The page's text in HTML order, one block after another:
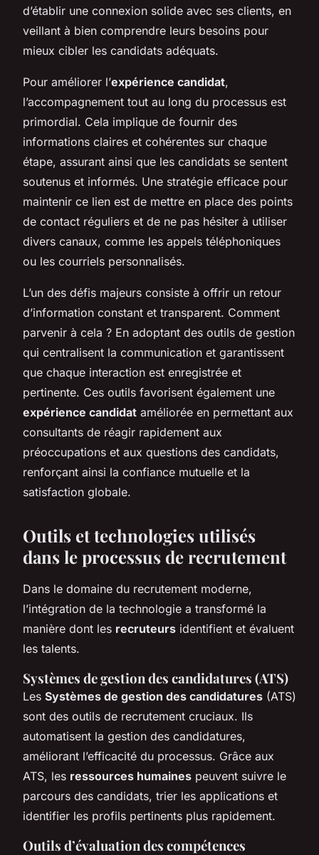
d’établir une connexion solide avec ses clients, en
veillant à bien comprendre leurs besoins pour
mieux cibler les candidats adéquats.
Pour améliorer l’expérience candidat,
l’accompagnement tout au long du processus est
primordial. Cela implique de fournir des
informations claires et cohérentes sur chaque
étape, assurant ainsi que les candidats se sentent
soutenus et informés. Une stratégie efficace pour
maintenir ce lien est de mettre en place des points
de contact réguliers et de ne pas hésiter à utiliser
divers canaux, comme les appels téléphoniques
ou les courriels personnalisés.
L’un des défis majeurs consiste à offrir un retour
d’information constant et transparent. Comment
parvenir à cela ? En adoptant des outils de gestion
qui centralisent la communication et garantissent
que chaque interaction est enregistrée et
pertinente. Ces outils favorisent également une
expérience candidat améliorée en permettant aux
consultants de réagir rapidement aux
préoccupations et aux questions des candidats,
renforçant ainsi la confiance mutuelle et la
satisfaction globale.
Outils et technologies utilisés
dans le processus de recrutement
Dans le domaine du recrutement moderne,
l’intégration de la technologie a transformé la
manière dont les recruteurs identifient et évaluent
les talents.
Systèmes de gestion des candidatures (ATS)
Les Systèmes de gestion des candidatures (ATS)
sont des outils de recrutement cruciaux. Ils
automatisent la gestion des candidatures,
améliorant l’efficacité du processus. Grâce aux
ATS, les ressources humaines peuvent suivre le
parcours des candidats, trier les applications et
identifier les profils pertinents plus rapidement.
Outils d’évaluation des compétences